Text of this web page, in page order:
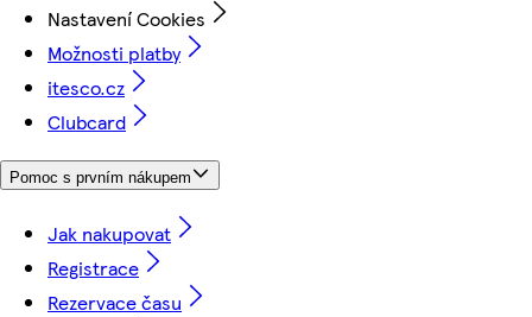
Nastavení Cookies
Možnosti platby
itesco.cz
Clubcard
Pomoc s prvním nákupem
Jak nakupovat
Registrace
Rezervace času